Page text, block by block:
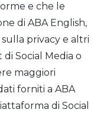
e che le
di ABA English,
privacy e altri
Social Media o
maggiori
forniti a ABA
di Social